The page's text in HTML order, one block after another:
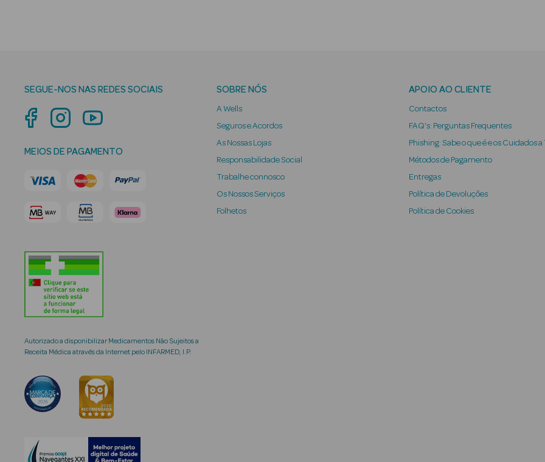
SEGUE-NOS NAS REDES SOCIAIS
MEIOS DE PAGAMENTO
Autorizado a disponibilizar Medicamentos Não Sujeitos a
Receita Médica através da Internet pelo INFARMED, I.P.
SOBRE NÓS
A Wells
Seguros e Acordos
As Nossas Lojas
Responsabilidade Social
Trabalhe connosco
Os Nossos Serviços
Folhetos
APOIO AO CLIENTE
Contactos
FAQ's: Perguntas Frequentes
Phishing: Sabe o que é e os Cuidados a
Métodos de Pagamento
Entregas
Política de Devoluções
Política de Cookies